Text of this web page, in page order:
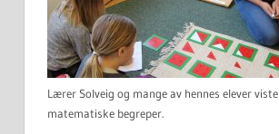
Lærer Solveig og mange av hennes elever viste
matematiske begreper.